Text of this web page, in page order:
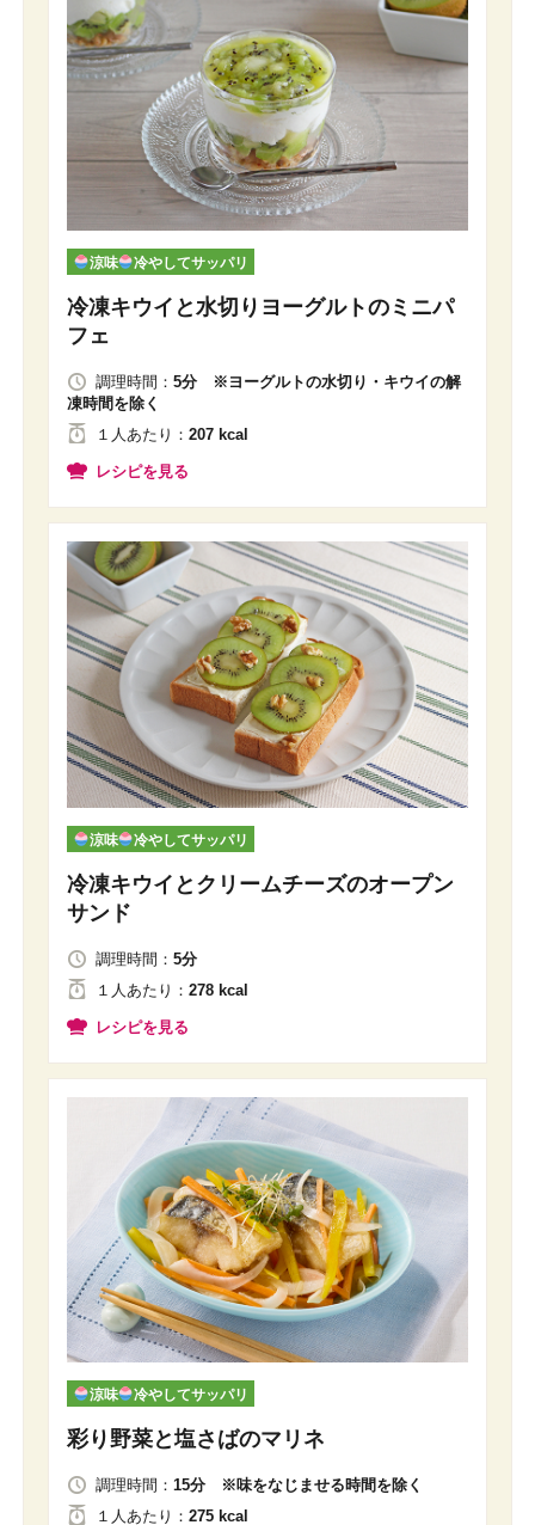
涼味 冷やしてサッパリ
冷凍キウイと水切りヨーグルトのミニパ
フェ
調理時間： 5分 ※ヨーグルトの水切り・キウイの解
凍時間を除く
１人あたり ： 207 kcal
レシピを見る
涼味 冷やしてサッパリ
冷凍キウイとクリームチーズのオープン
サンド
調理時間： 5分
１人 あたり ： 278 kcal
レシピを見る
涼味 冷やしてサッパリ
彩り野菜と塩さばのマリネ
調理時間： 15分 ※味をなじませる時間を除く
１人あたり ： 275 kcal